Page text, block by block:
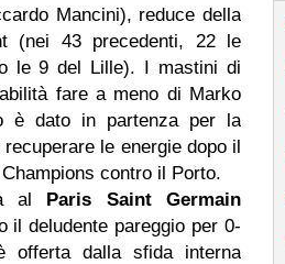
Mancini), reduce della
(nei 43 precedenti, 22 le
le 9 del Lille). I mastini di
fare a meno di Marko
è dato in partenza per la
le energie dopo il
contro il Porto.
al Paris Saint Germain
il deludente pareggio per 0-
offerta dalla sfida interna